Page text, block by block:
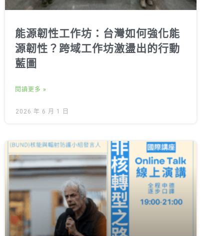
能源韌性工作坊：台灣如何強化能
源韌性？跨域工作坊激盪出的行動
藍圖
閱讀更多 »
2026 年 6 月 1 日